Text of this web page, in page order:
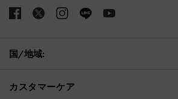
国/地域:
カスタマーケア